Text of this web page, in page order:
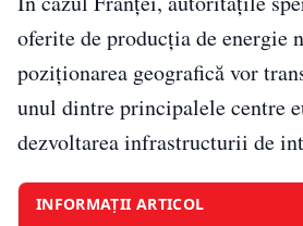
oferite de producția de energie
poziționarea geografică vor
unul dintre principalele centre
dezvoltarea infrastructurii de
INFORMAȚII ARTICOL